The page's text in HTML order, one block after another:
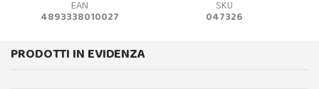
EAN
4893338010027
SKU
047326
PRODOTTI IN EVIDENZA